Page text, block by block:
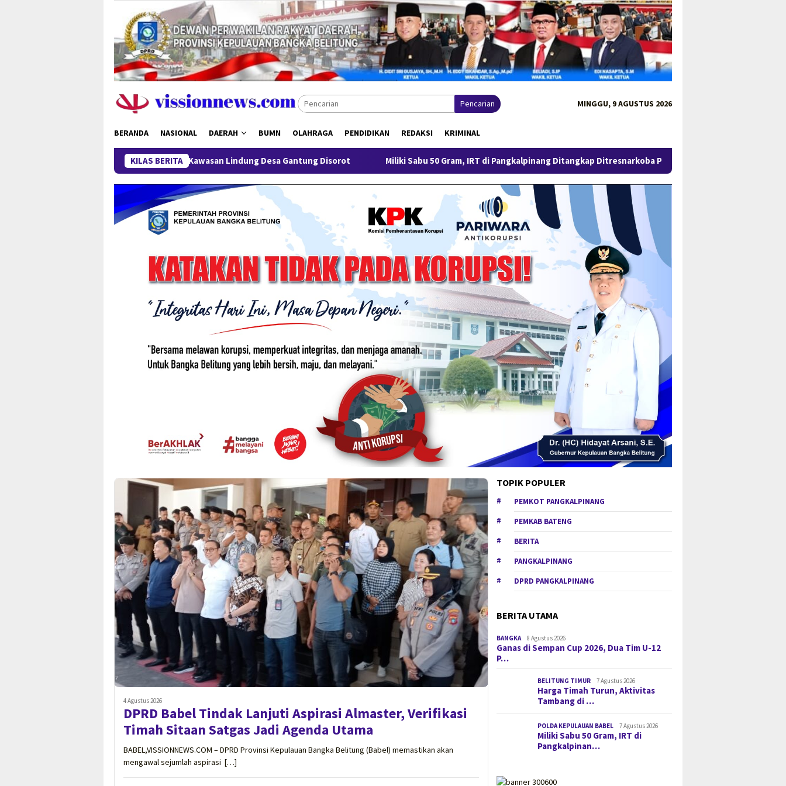
konten
Pencarian MINGGU, 9 AGUSTUS 2026
BERANDA NASIONAL DAERAH BUMN OLAHRAGA PENDIDIKAN REDAKSI KRIMINAL
KILAS BERITA
Aktivitas Tambang di Kawasan Lindung Desa Gantung Disorot Miliki Sabu 50 Gram, IRT di Pangkalpinang Ditangkap Ditresnarkoba Polda Babel Pengungkapan 52,5 Ton Pasir
4 Agustus 2026
DPRD Babel Tindak Lanjuti Aspirasi Almaster, Verifikasi
Timah Sitaan Satgas Jadi Agenda Utama
BABEL,VISSIONNEWS.COM – DPRD Provinsi Kepulauan Bangka Belitung (Babel) memastikan akan
mengawal sejumlah aspirasi […]
TOPIK POPULER
PEMKOT PANGKALPINANG
PEMKAB BATENG
BERITA
PANGKALPINANG
DPRD PANGKALPINANG
BERITA UTAMA
BANGKA 8 Agustus 2026
Ganas di Sempan Cup 2026, Dua Tim U-12
P…
BELITUNG TIMUR 7 Agustus 2026
Harga Timah Turun, Aktivitas
Tambang di …
POLDA KEPULAUAN BABEL 7 Agustus 2026
Miliki Sabu 50 Gram, IRT di
Pangkalpinan…